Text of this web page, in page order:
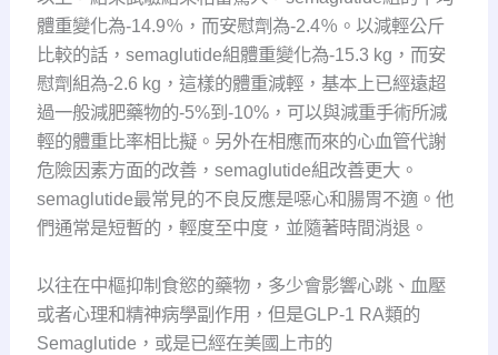
體重變化為-14.9％，而安慰劑為-2.4％。以減輕公斤
比較的話，semaglutide組體重變化為-15.3 kg，而安
慰劑組為-2.6 kg，這樣的體重減輕，基本上已經遠超
過一般減肥藥物的-5%到-10%，可以與減重手術所減
輕的體重比率相比擬。另外在相應而來的心血管代謝
危險因素方面的改善，semaglutide組改善更大。
semaglutide最常見的不良反應是噁心和腸胃不適。他
們通常是短暫的，輕度至中度，並隨著時間消退。
以往在中樞抑制食慾的藥物，多少會影響心跳、血壓
或者心理和精神病學副作用，但是GLP-1 RA類的
Semaglutide，或是已經在美國上市的